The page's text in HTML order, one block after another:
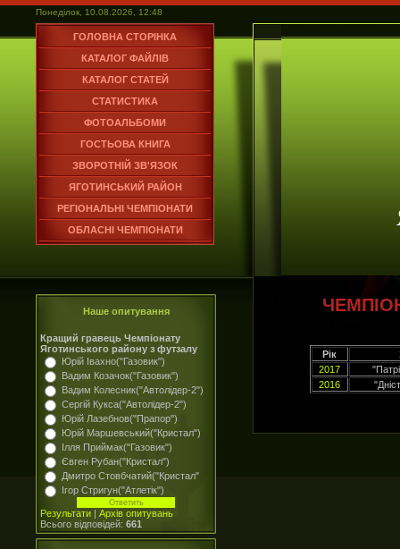
Понеділок, 10.08.2026, 12:48
ГОЛОВНА СТОРІНКА
КАТАЛОГ ФАЙЛІВ
КАТАЛОГ СТАТЕЙ
СТАТИСТИКА
ФОТОАЛЬБОМИ
ГОСТЬОВА КНИГА
ЗВОРОТНІЙ ЗВ'ЯЗОК
ЯГОТИНСЬКИЙ РАЙОН
РЕГІОНАЛЬНІ ЧЕМПІОНАТИ
ОБЛАСНІ ЧЕМПІОНАТИ
Наше опитування
Кращий гравець Чемпіонату
Яготинського району з футзалу
Юрій Івахно("Газовик")
Вадим Козачок("Газовик")
Вадим Колесник("Автолідер-2")
Сергій Кукса("Автолідер-2")
Юрій Лазебнов("Прапор")
Юрій Маршевський("Кристал")
Ілля Приймак("Газовик")
Євген Рубан("Кристал")
Дмитро Стовбчатий("Кристал"
Ігор Стригун("Атлетік")
Результати | Архів опитувань
Всього відповідей: 661
Рік
2017
2016